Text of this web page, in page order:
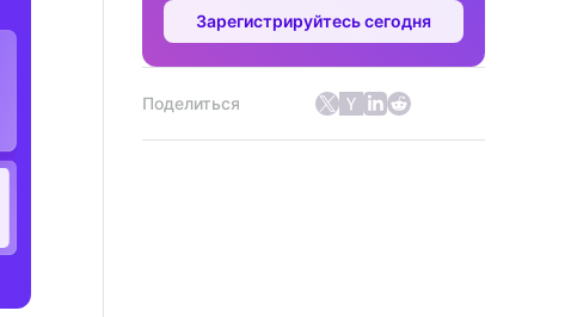
Зарегистрируйтесь сегодня
Поделиться